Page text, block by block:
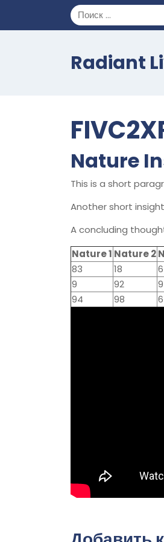
содержимому
Radiant
Nature
This is a short
Another short
A concluding
Nature 1 Nature 2
83
18
9
92
94
98